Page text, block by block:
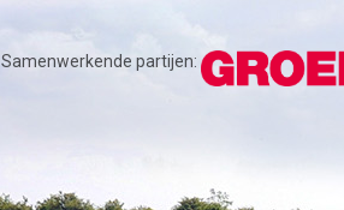
Samenwerkende partijen: